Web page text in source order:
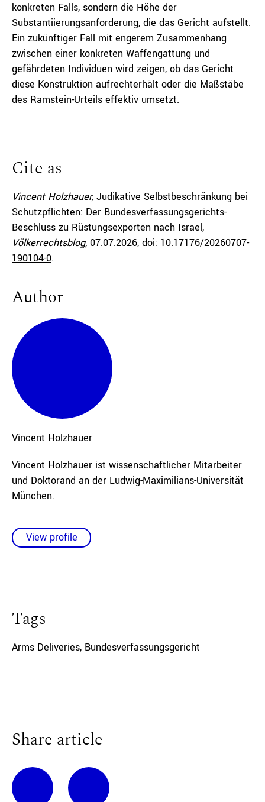
konkreten Falls, sondern die Höhe der
Substantiierungsanforderung, die das Gericht aufstellt.
Ein zukünftiger Fall mit engerem Zusammenhang
zwischen einer konkreten Waffengattung und
gefährdeten Individuen wird zeigen, ob das Gericht
diese Konstruktion aufrechterhält oder die Maßstäbe
des Ramstein-Urteils effektiv umsetzt.
Cite as
Vincent Holzhauer, Judikative Selbstbeschränkung bei
Schutzpflichten: Der Bundesverfassungsgerichts-
Beschluss zu Rüstungsexporten nach Israel,
Völkerrechtsblog, 07.07.2026, doi: 10.17176/20260707-
190104-0.
Author
Vincent Holzhauer
Vincent Holzhauer ist wissenschaftlicher Mitarbeiter
und Doktorand an der Ludwig-Maximilians-Universität
München.
View profile
Tags
Arms Deliveries, Bundesverfassungsgericht
Share article